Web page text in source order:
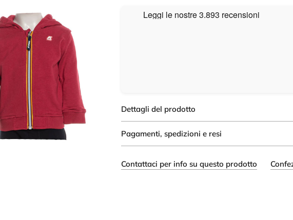
Dettagli del prodotto
Pagamenti, spedizioni e resi
Contattaci per info su questo prodotto